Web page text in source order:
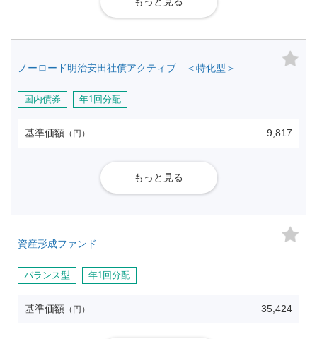
ノーロード明治安田社債アクティブ ＜特化型＞
国内債券 年1回分配
基準価額 （円） 9,817
もっと見る
資産形成ファンド
バランス型 年1回分配
基準価額 （円） 35,424